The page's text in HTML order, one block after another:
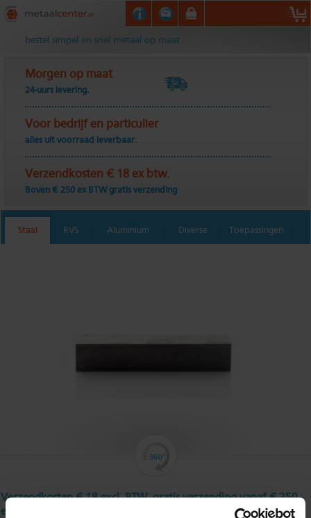
Metaalcenter.nl
bestel simpel en snel metaal op maat
Morgen op maat
24-uurs levering.
Voor bedrijf en particulier
alles uit voorraad leverbaar.
Verzendkosten € 18 ex btw.
Boven € 250 ex BTW gratis verzending
Staal RVS Aluminium Diverse Toepassingen
Verzendkosten € 18 excl. BTW, gratis verzending vanaf € 250
excl. BTW